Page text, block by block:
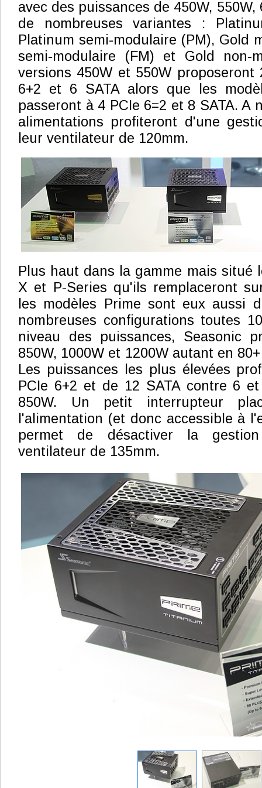
avec des puissances de 450W, 550W,
de nombreuses variantes :
Platinum semi-modulaire (PM), Gold
semi-modulaire (FM) et Gold non-
versions 450W et 550W proposeront
6+2 et 6 SATA alors que les
passeront à 4 PCIe 6=2 et 8 SATA. A
alimentations profiteront d'une
leur ventilateur de 120mm.
Plus haut dans la gamme mais situé
X et P-Series qu'ils remplaceront
les modèles Prime sont eux aussi
nombreuses configurations toutes
niveau des puissances, Seasonic
850W, 1000W et 1200W autant en
Les puissances les plus élevées
PCIe 6+2 et de 12 SATA contre 6
850W. Un petit interrupteur
l'alimentation (et donc accessible à
permet de désactiver la
ventilateur de 135mm.